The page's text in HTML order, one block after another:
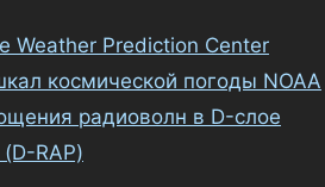
Weather Prediction Center
космической погоды NOAA
радиоволн в D-слое
RAP)